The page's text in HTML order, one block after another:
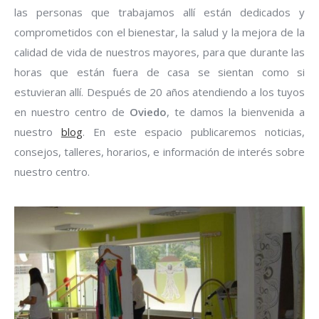
las personas que trabajamos allí están dedicados y
comprometidos con el bienestar, la salud y la mejora de la
calidad de vida de nuestros mayores, para que durante las
horas que están fuera de casa se sientan como si
estuvieran allí. Después de 20 años atendiendo a los tuyos
en nuestro centro de Oviedo, te damos la bienvenida a
nuestro blog. En este espacio publicaremos noticias,
consejos, talleres, horarios, e información de interés sobre
nuestro centro.